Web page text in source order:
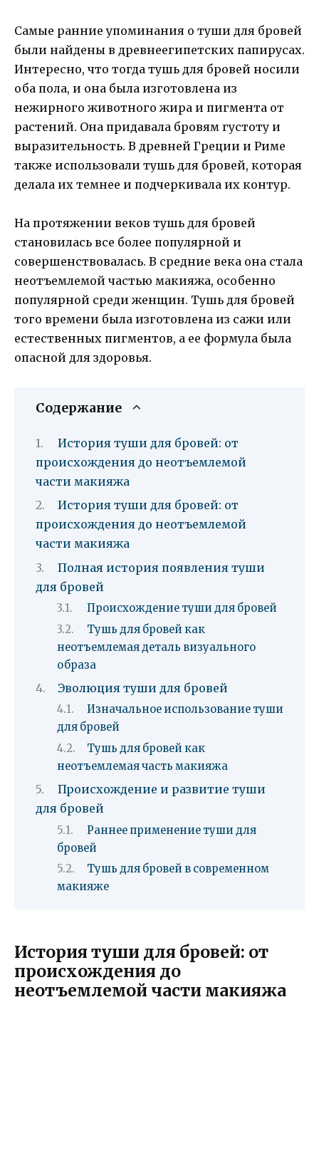
Самые ранние упоминания о туши для бровей
были найдены в древнеегипетских папирусах.
Интересно, что тогда тушь для бровей носили
оба пола, и она была изготовлена из
нежирного животного жира и пигмента от
растений. Она придавала бровям густоту и
выразительность. В древней Греции и Риме
также использовали тушь для бровей, которая
делала их темнее и подчеркивала их контур.
На протяжении веков тушь для бровей
становилась все более популярной и
совершенствовалась. В средние века она стала
неотъемлемой частью макияжа, особенно
популярной среди женщин. Тушь для бровей
того времени была изготовлена из сажи или
естественных пигментов, а ее формула была
опасной для здоровья.
Содержание
История туши для бровей: от
происхождения до неотъемлемой
части макияжа
История туши для бровей: от
происхождения до неотъемлемой
части макияжа
Полная история появления туши
для бровей
Происхождение туши для бровей
Тушь для бровей как
неотъемлемая деталь визуального
образа
Эволюция туши для бровей
Изначальное использование туши
для бровей
Тушь для бровей как
неотъемлемая часть макияжа
Происхождение и развитие туши
для бровей
Раннее применение туши для
бровей
Тушь для бровей в современном
макияже
История туши для бровей: от
происхождения до
неотъемлемой части макияжа